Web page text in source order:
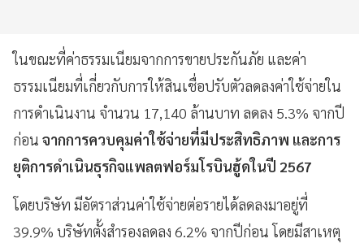
ในขณะที่ค่าธรรมเนียมจากการขายประกันภัย และค่า
ธรรมเนียมที่เกี่ยวกับการให้สินเชื่อปรับตัวลดลงค่าใช้จ่ายใน
การดำเนินงาน จำนวน 17,140 ล้านบาท ลดลง 5.3% จากปี
ก่อน จากการควบคุมค่าใช้จ่ายที่มีประสิทธิภาพ และการ
ยุติการดำเนินธุรกิจแพลตฟอร์มโรบินฮู้ดในปี 2567
โดยบริษัท มีอัตราส่วนค่าใช้จ่ายต่อรายได้ลดลงมาอยู่ที่
39.9% บริษัทตั้งสำรองลดลง 6.2% จากปีก่อน โดยมีสาเหตุ